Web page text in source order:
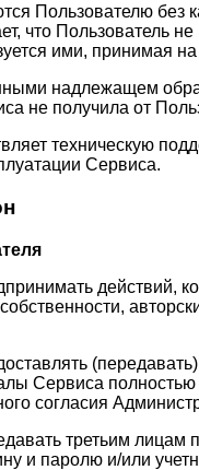
Пользователю
что Пользователь
ими, принимая
надлежащем
не получила от
техническую
Сервиса.
действий,
Сервиса
согласия
третьим
и паролю и/или